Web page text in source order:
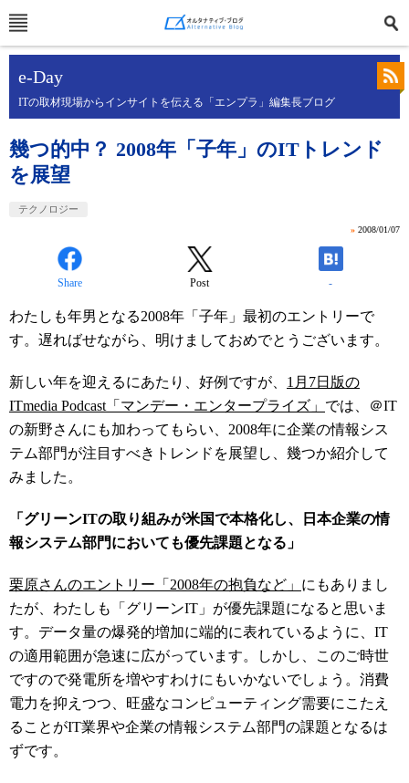
e-Day
ITの取材現場からインサイトを伝える「エンプラ」編集長ブログ
幾つ的中？ 2008年「子年」のITトレンド
を展望
テクノロジー
» 2008/01/07
Share Post -
わたしも年男となる2008年「子年」最初のエントリーで
す。遅ればせながら、明けましておめでとうございます。
新しい年を迎えるにあたり、好例ですが、 1月7日版の
ITmedia Podcast「マンデー・エンタープライズ」 では、＠IT
の新野さんにも加わってもらい、2008年に企業の情報シス
テム部門が注目すべきトレンドを展望し、幾つか紹介して
みました。
「グリーンITの取り組みが米国で本格化し、日本企業の情
報システム部門においても優先課題となる」
栗原さんのエントリー「2008年の抱負など」 にもありまし
たが、わたしも「グリーンIT」が優先課題になると思いま
す。データ量の爆発的増加に端的に表れているように、IT
の適用範囲が急速に広がっています。しかし、このご時世
ですので発電所を増やすわけにもいかないでしょう。消費
電力を抑えつつ、旺盛なコンピューティング需要にこたえ
ることがIT業界や企業の情報システム部門の課題となるは
ずです。